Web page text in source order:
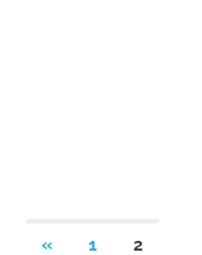
Posts
«PREVIOUS
1 2